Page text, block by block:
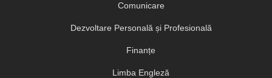
Comunicare
Dezvoltare Personală și Profesională
Finanțe
Limba Engleză